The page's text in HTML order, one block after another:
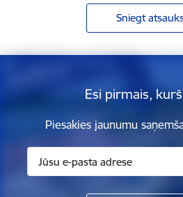
Sniegt
Esi pirmais,
Piesakies jaunumu